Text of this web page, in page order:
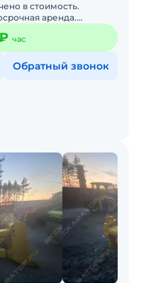
в стоимость.
аренда.
час
Обратный звонок